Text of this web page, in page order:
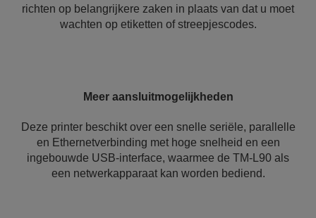
richten op belangrijkere zaken in plaats van dat u moet
wachten op etiketten of streepjescodes.
Meer aansluitmogelijkheden
Deze printer beschikt over een snelle seriële, parallelle
en Ethernetverbinding met hoge snelheid en een
ingebouwde USB-interface, waarmee de TM-L90 als
een netwerkapparaat kan worden bediend.